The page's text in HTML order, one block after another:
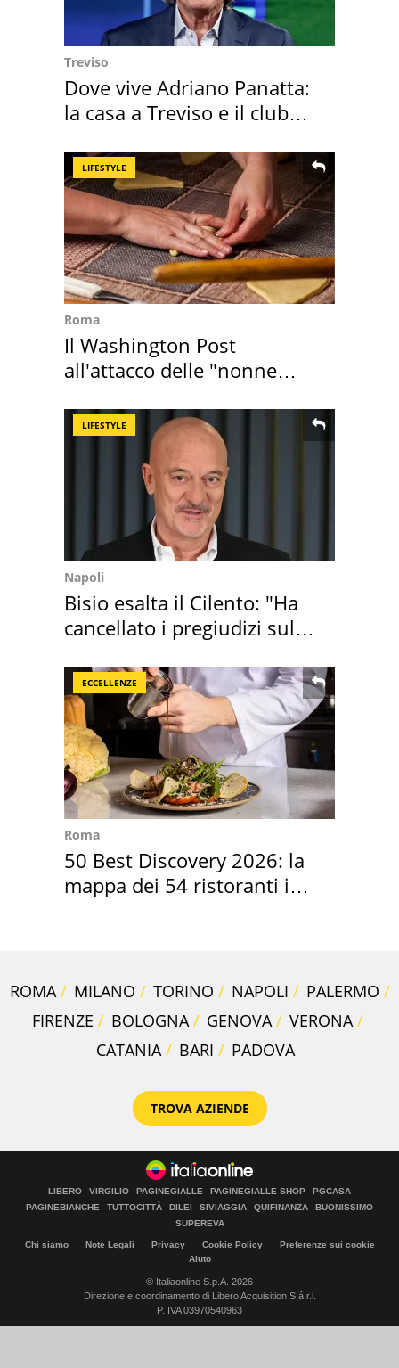
Treviso
Dove vive Adriano Panatta:
la casa a Treviso e il club
LIFESTYLE
Roma
Il Washington Post
all'attacco delle "nonne
LIFESTYLE
Napoli
Bisio esalta il Cilento: "Ha
cancellato i pregiudizi sul
ECCELLENZE
Roma
50 Best Discovery 2026: la
mappa dei 54 ristoranti in
ROMA MILANO TORINO NAPOLI
PALERMO
FIRENZE
BOLOGNA GENOVA
VERONA
CATANIA
BARI PADOVA
TROVA AZIENDE
LIBERO VIRGILIO PAGINEGIALLE PAGINEGIALLE SHOP
PGCASA
PAGINEBIANCHE
TUTTOCITTÀ DILEI SIVIAGGIA QUIFINANZA
BUONISSIMO
SUPEREVA
Chi siamo Note Legali Privacy Cookie Policy
Preferenze sui cookie
Aiuto
© Italiaonline S.p.A. 2026
Direzione e coordinamento di Libero Acquisition S.á r.l.
P. IVA 03970540963